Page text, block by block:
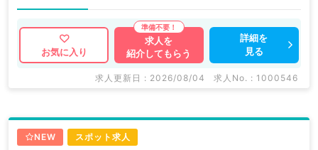
お気に入り
求人を
紹介してもらう
詳細を
見る
求人更新日 : 2026/08/04 求人No. : 1000546
NEW スポット求人